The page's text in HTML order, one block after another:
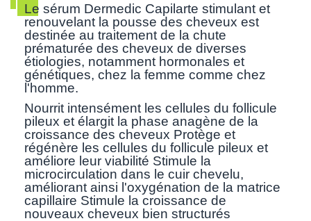
Le sérum Dermedic Capilarte stimulant et
renouvelant la pousse des cheveux est
destinée au traitement de la chute
prématurée des cheveux de diverses
étiologies, notamment hormonales et
génétiques, chez la femme comme chez
l'homme.
Nourrit intensément les cellules du follicule
pileux et élargit la phase anagène de la
croissance des cheveux Protège et
régénère les cellules du follicule pileux et
améliore leur viabilité Stimule la
microcirculation dans le cuir chevelu,
améliorant ainsi l'oxygénation de la matrice
capillaire Stimule la croissance de
nouveaux cheveux bien structurés